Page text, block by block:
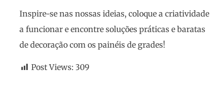
Inspire-se nas nossas ideias, coloque a criatividade
a funcionar e encontre soluções práticas e baratas
de decoração com os painéis de grades!
Post Views: 309